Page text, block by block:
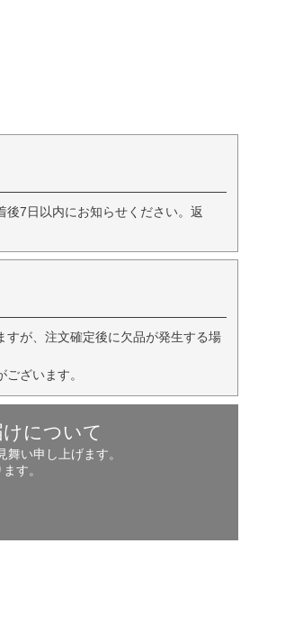
7日以内にお知らせください。返
が、注文確定後に欠品が発生する場
ざいます。
について
い申し上げます。
す。